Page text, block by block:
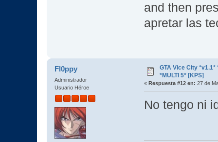
and then
apretar las
Fl0ppy
Administrador
Usuario Héroe
GTA Vice City *v1.1*
*MULTI 5* [KPS]
« Respuesta #12 en: 27 de
No tengo ni